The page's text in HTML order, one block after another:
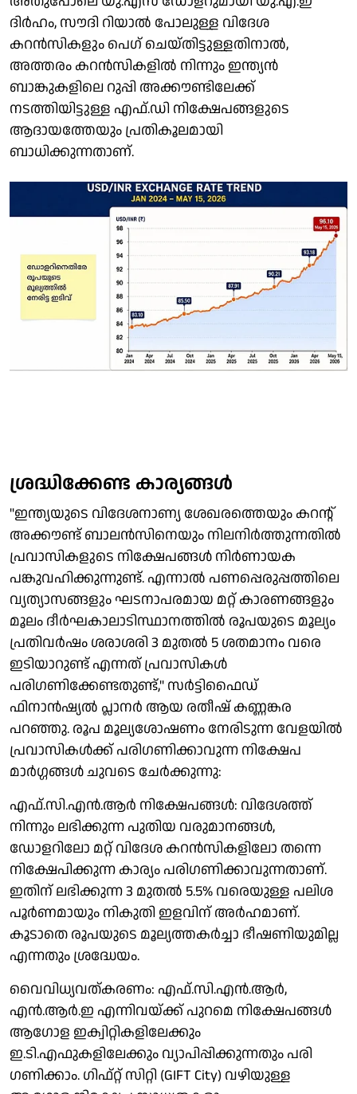
ദി‌ർഹം, സൗദി റിയാൽ പോലുള്ള വിദേശ
കറൻസികളും പെ​ഗ് ചെയ്തിട്ടുള്ളതിനാൽ,
അത്തരം കറൻസികളിൽ നിന്നും ഇന്ത്യൻ
ബാങ്കുകളിലെ റുപ്പി അക്കൗണ്ടിലേക്ക്
നടത്തിയിട്ടുള്ള എഫ്.ഡി നിക്ഷേപങ്ങളുടെ
ആദായത്തേയും പ്രതികൂലമായി
ബാധിക്കുന്നതാണ്.
ശ്രദ്ധിക്കേണ്ട കാര്യങ്ങൾ
"ഇന്ത്യയുടെ വിദേശനാണ്യ ശേഖരത്തെയും കറന്റ്
അക്കൗണ്ട് ബാലൻസിനെയും നിലനിർത്തുന്നതിൽ
പ്രവാസികളുടെ നിക്ഷേപങ്ങൾ നിർണായക
പങ്കുവഹിക്കുന്നുണ്ട്. എന്നാൽ പണപ്പെരുപ്പത്തിലെ
വ്യത്യാസങ്ങളും ഘടനാപരമായ മറ്റ് കാരണങ്ങളും
മൂലം ദീർഘകാലാടിസ്ഥാനത്തിൽ രൂപയുടെ മൂല്യം
പ്രതിവർഷം ശരാശരി 3 മുതൽ 5 ശതമാനം വരെ
ഇടിയാറുണ്ട് എന്നത് പ്രവാസികൾ
പരിഗണിക്കേണ്ടതുണ്ട്," സർട്ടിഫൈഡ്
ഫിനാൻഷ്യൽ പ്ലാന‍‌ർ ആയ രതീഷ് കണ്ണങ്കര
പറഞ്ഞു. രൂപ മൂല്യശോഷണം നേരിടുന്ന വേളയിൽ
പ്രവാസികൾക്ക് പരി​ഗണിക്കാവുന്ന നിക്ഷേപ
മാർഗ്ഗങ്ങൾ ചുവടെ ചേർക്കുന്നു:
എഫ്.സി.എൻ.ആർ നിക്ഷേപങ്ങൾ: വിദേശത്ത്
നിന്നും ലഭിക്കുന്ന പുതിയ വരുമാനങ്ങൾ,
ഡോളറിലോ മറ്റ് വിദേശ കറൻസികളിലോ തന്നെ
നിക്ഷേപിക്കുന്ന കാര്യം പരി​ഗണിക്കാവുന്നതാണ്.
ഇതിന് ലഭിക്കുന്ന 3 മുതൽ 5.5% വരെയുള്ള പലിശ
പൂർണമായും നികുതി ഇളവിന് അർഹമാണ്.
കൂടാതെ രൂപയുടെ മൂല്യത്തകർച്ചാ ഭീഷണിയുമില്ല
എന്നതും ശ്രദ്ധേയം.
വൈവിധ്യവത്കരണം: എഫ്.സി.എൻ.ആർ,
എൻ.ആർ.ഇ എന്നിവയ്ക്ക് പുറമെ നിക്ഷേപങ്ങൾ
ആഗോള ഇക്വിറ്റികളിലേക്കും
ഇ.ടി.എഫുകളിലേക്കും വ്യാപിപ്പിക്കുന്നതും പരി​
ഗണിക്കാം. ഗിഫ്റ്റ് സിറ്റി (GIFT City) വഴിയുള്ള